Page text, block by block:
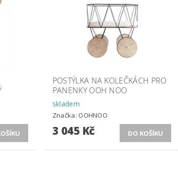
POSTÝLKA NA KOLEČKÁCH PRO
PANENKY OOH NOO
skladem
Značka: OOHNOO
3 045 Kč